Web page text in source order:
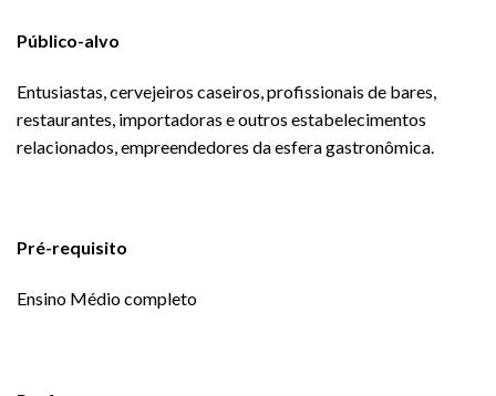
Público-alvo
Entusiastas, cervejeiros caseiros, profissionais de bares,
restaurantes, importadoras e outros estabelecimentos
relacionados, empreendedores da esfera gastronômica.
Pré-requisito
Ensino Médio completo